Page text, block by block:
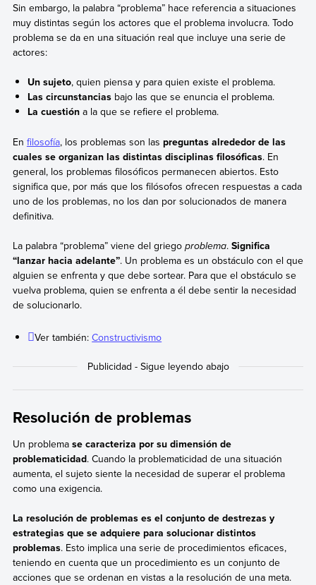
Sin embargo, la palabra “problema” hace referencia a situaciones
muy distintas según los actores que el problema involucra. Todo
problema se da en una situación real que incluye una serie de
actores:
Un sujeto, quien piensa y para quien existe el problema.
Las circunstancias bajo las que se enuncia el problema.
La cuestión a la que se refiere el problema.
En filosofía, los problemas son las preguntas alrededor de las
cuales se organizan las distintas disciplinas filosóficas. En
general, los problemas filosóficos permanecen abiertos. Esto
significa que, por más que los filósofos ofrecen respuestas a cada
uno de los problemas, no los dan por solucionados de manera
definitiva.
La palabra “problema” viene del griego problema.Significa
“lanzar hacia adelante”. Un problema es un obstáculo con el que
alguien se enfrenta y que debe sortear. Para que el obstáculo se
vuelva problema, quien se enfrenta a él debe sentir la necesidad
de solucionarlo.
Ver también:Constructivismo
Resolución de problemas
Un problema se caracteriza por su dimensión de
problematicidad. Cuando la problematicidad de una situación
aumenta, el sujeto siente la necesidad de superar el problema
como una exigencia.
La resolución de problemas es el conjunto de destrezas y
estrategias que se adquiere para solucionar distintos
problemas. Esto implica una serie de procedimientos eficaces,
teniendo en cuenta que un procedimiento es un conjunto de
acciones que se ordenan en vistas a la resolución de una meta.